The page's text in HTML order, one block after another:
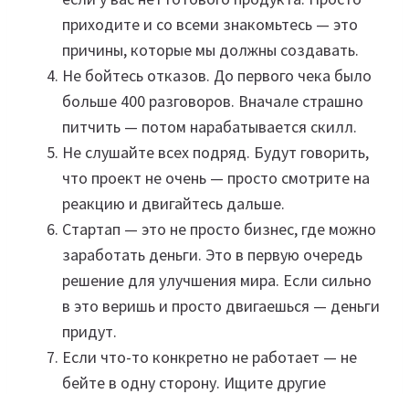
приходите и со всеми знакомьтесь — это
причины, которые мы должны создавать.
Не бойтесь отказов. До первого чека было
больше 400 разговоров. Вначале страшно
питчить — потом нарабатывается скилл.
Не слушайте всех подряд. Будут говорить,
что проект не очень — просто смотрите на
реакцию и двигайтесь дальше.
Стартап — это не просто бизнес, где можно
заработать деньги. Это в первую очередь
решение для улучшения мира. Если сильно
в это веришь и просто двигаешься — деньги
придут.
Если что-то конкретно не работает — не
бейте в одну сторону. Ищите другие